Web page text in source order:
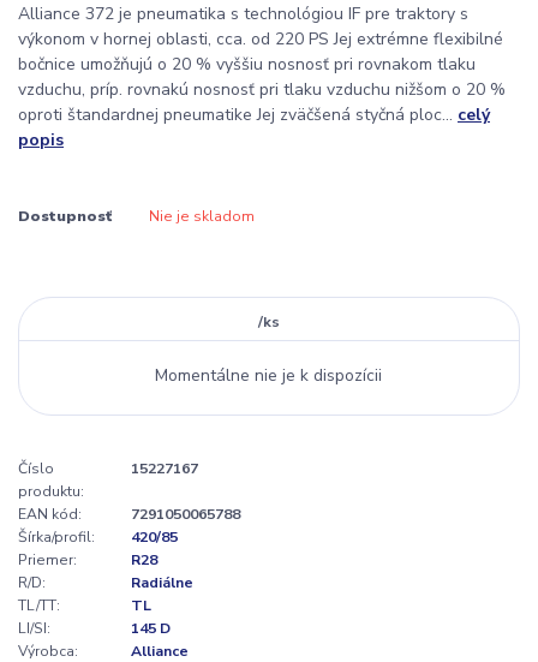
Alliance 372 je pneumatika s technológiou IF pre traktory s
výkonom v hornej oblasti, cca. od 220 PS Jej extrémne flexibilné
bočnice umožňujú o 20 % vyššiu nosnosť pri rovnakom tlaku
vzduchu, príp. rovnakú nosnosť pri tlaku vzduchu nižšom o 20 %
oproti štandardnej pneumatike Jej zväčšená styčná ploc... celý
popis
Dostupnosť Nie je skladom
/ks
Momentálne nie je k dispozícii
Číslo
produktu:
15227167
EAN kód:
7291050065788
Šírka/profil:
420/85
Priemer:
R28
R/D:
Radiálne
TL/TT:
TL
LI/SI:
145 D
Výrobca:
Alliance